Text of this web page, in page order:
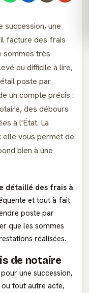
succession, une
facture des frais
sommes très
ou difficile à lire,
poste par
un compte précis :
des débours
à l'État. La
elle vous permet de
bien à une
détaillé des frais à
et tout à fait
poste par
que les sommes
réalisées.
de notaire
une succession,
tout autre acte,